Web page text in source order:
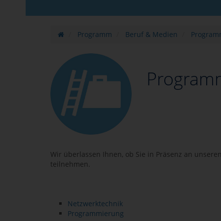
Programm Beruf & Medien
Wir überlassen Ihnen, ob Sie in Präsenz an
teilnehmen.
Netzwerktechnik
Programmierung